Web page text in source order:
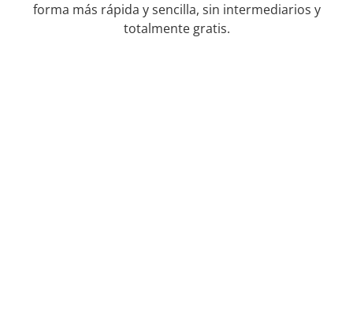
forma más rápida y sencilla, sin intermediarios y
totalmente gratis.